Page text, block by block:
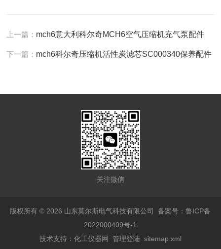
上一篇： mch6意大利科尔奇MCH6空气压缩机充气泵配件
下一篇： mch6科尔奇压缩机活性炭滤芯SC000340保养配件
关注微信
版权所有 © 2026 山东莫尔斯电气科技有限公司备案号：鲁ICP备
2022000409号-1
技术支持： 化工仪器网 管理登陆 sitemap.xml